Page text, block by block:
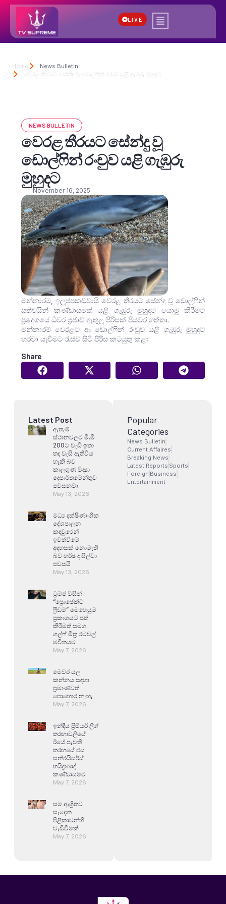
LIVE
Home
News Bulletin
වෙරළ තීරයට සේන්දු වූ ඩොල්ෆින් රංචුව යළි ගැඹුරු මුහුදට
NEWS BULLETIN
වෙරළ තීරයට සේන්දු වූ
ඩොල්ෆින් රංචුව යළි ගැඹුරු
මුහුදට
November 16, 2025
මන්නාරම, ඉලුප්පකඩවායි වෙරළ තීරයට සේන්දු වූ ඩොල්ෆින්
සත්වයින් කණ්ඩායමක් යළි ගැඹුරු මුහුදට යොමු කිරීමට
ප්‍රදේශයේ ධීවර ප්‍රජාව ඇතුලු පිරිසක් පියවර ගත්තා.
මන්නාරම් වෙරළට ආ ඩොල්ෆින් රංචුව යළි ගැඹුරු මුහුදට
හරවා යැවීමට රැස්ව සිටි පිරිස කටයුතු කළා
Share
Latest Post
ඇතැම්
ස්ථානවලට මි.මි
200ට වැඩි ඉතා
තද වැසි ඇතිවිය
හැකි බව
කාලගුණ විද්‍යා
දෙපාර්තමේන්තුව
පවසනවා.
May 13, 2026
මධ්‍ය දක්ෂිණාංශික
දේශපාලන
කඳවුරෙන්
ඉවත්වීමේ
අදහසක් නොමැති
බව හර්ෂ ද සිල්වා
පවසයි
May 13, 2026
ට්‍රම්ප් විසින්
“ප්‍රොජෙක්ට්
ෆ්‍රීඩම්” මෙහෙයුම
ප්‍රකාශයට පත්
කිරීමත් සමග
ගල්ෆ් මිත්‍ර රටවල්
මවිතයට
May 7, 2026
මෙවර යල
කන්නය සඳහා
ප්‍රමාණවත්
පොහොර නැහැ
May 7, 2026
ඉන්දීය ප්‍රිමියර් ලීග්
තරඟාවලියේ
ඊයේ පැවති
තරඟයේ ජය
සන්රයිසර්ස්
හයිද්‍රාබාද්
කණ්ඩායමට
May 7, 2026
සම ආශ්‍රිතව
සෑදෙන
පිළිකාවන්හි
වැඩිවීමක්
May 7, 2026
Popular
Categories
News Bulletin
Current Affaires
Breaking News
Latest Reports Sports
Foreign Business
Entertainment